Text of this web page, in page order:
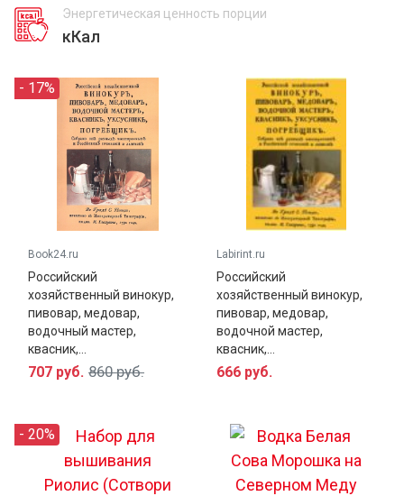
Энергетическая ценность порции
кКал
- 17%
Book24.ru
Российский
хозяйственный винокур,
пивовар, медовар,
водочный мастер,
квасник,...
707 руб. 860 руб.
Labirint.ru
Российский
хозяйственный винокур,
пивовар, медовар,
водочной мастер,
квасник,...
666 руб.
- 20%